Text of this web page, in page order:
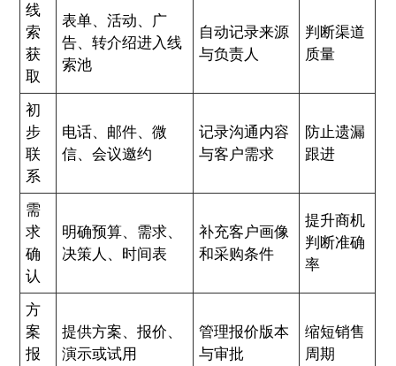
线
索
获
取
表单、活动、广
告、转介绍进入线
索池
自动记录来源
与负责人
判断渠道
质量
初
步
联
系
电话、邮件、微
信、会议邀约
记录沟通内容
与客户需求
防止遗漏
跟进
需
求
确
认
明确预算、需求、
决策人、时间表
补充客户画像
和采购条件
提升商机
判断准确
率
方
案
报
提供方案、报价、
演示或试用
管理报价版本
与审批
缩短销售
周期